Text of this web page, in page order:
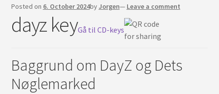
Contact
English
Posted on 6. October 2024byJorgen— Leave a comment
dayz keyGå til CD-keys
Baggrund om DayZ og Dets
Nøglemarked